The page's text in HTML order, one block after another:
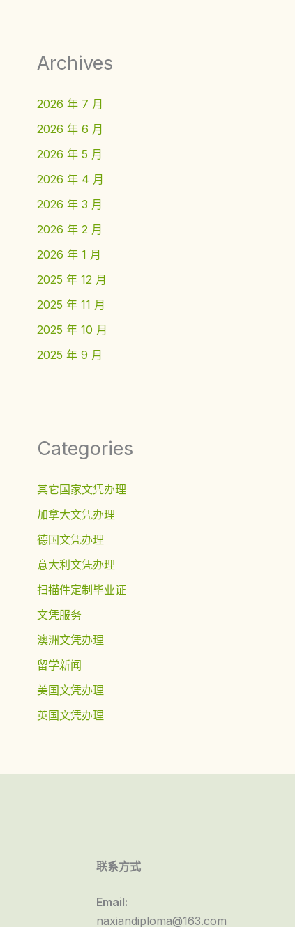
Archives
2026 年 7 月
2026 年 6 月
2026 年 5 月
2026 年 4 月
2026 年 3 月
2026 年 2 月
2026 年 1 月
2025 年 12 月
2025 年 11 月
2025 年 10 月
2025 年 9 月
Categories
其它国家文凭办理
加拿大文凭办理
德国文凭办理
意大利文凭办理
扫描件定制毕业证
文凭服务
澳洲文凭办理
留学新闻
美国文凭办理
英国文凭办理
联系方式
Email:
naxiandiploma@163.com